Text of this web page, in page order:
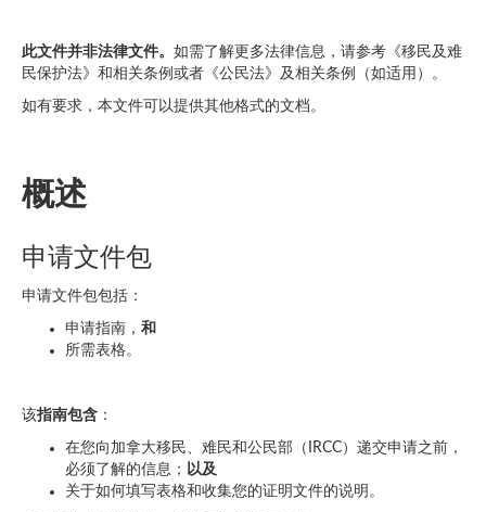
此文件并非法律文件。 如需了解更多法律信息，请参考《移民及难
民保护法》和相关条例或者《公民法》及相关条例（如适用）。
如有要求，本文件可以提供其他格式的文档。
概述
申请文件包
申请文件包包括：
申请指南， 和
所需表格。
该指南包含 ：
在您向加拿大移民、难民和公民部（IRCC）递交申请之前，
必须了解的信息； 以及
关于如何填写表格和收集您的证明文件的说明。